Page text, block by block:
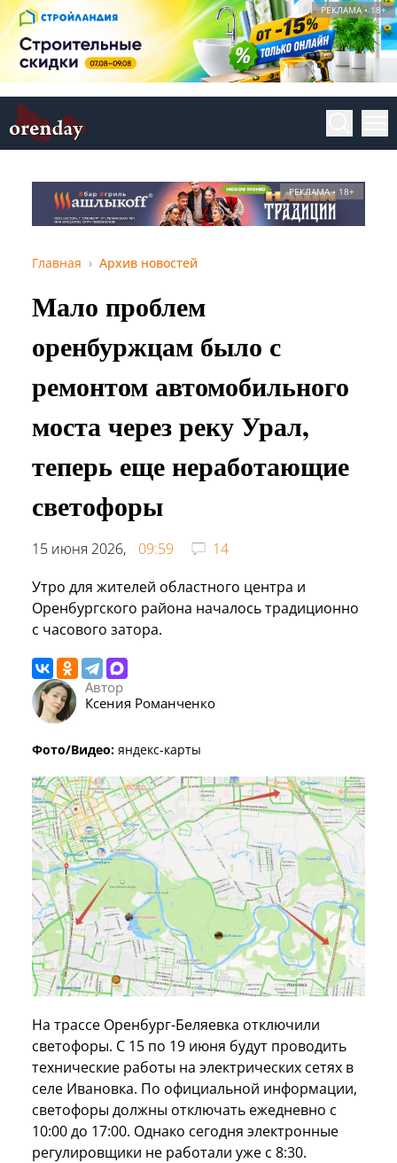
РЕКЛАМА • 18+
РЕКЛАМА • 18+
Главная Архив новостей
Мало проблем
оренбуржцам было с
ремонтом автомобильного
моста через реку Урал,
теперь еще неработающие
светофоры
15 июня 2026, 09:59
14
Утро для жителей областного центра и
Оренбургского района началось традиционно
с часового затора.
Автор
Ксения Романченко
Фото/Видео: яндекс-карты
На трассе Оренбург-Беляевка отключили
светофоры. С 15 по 19 июня будут проводить
технические работы на электрических сетях в
селе Ивановка. По официальной информации,
светофоры должны отключать ежедневно с
10:00 до 17:00. Однако сегодня электронные
регулировщики не работали уже с 8:30.